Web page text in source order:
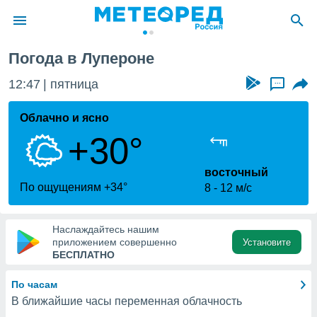
о
Вы можете
к этому
доступ
Погода в Лупероне
12:47 пятница ...
Облачно и ясно
+30°
По ощущениям +34°
восточный
8
12 м/с
Наслаждайтесь нашим
приложением совершенно
БЕСПЛАТНО
Установите
По часам
В ближайшие часы переменная облачность